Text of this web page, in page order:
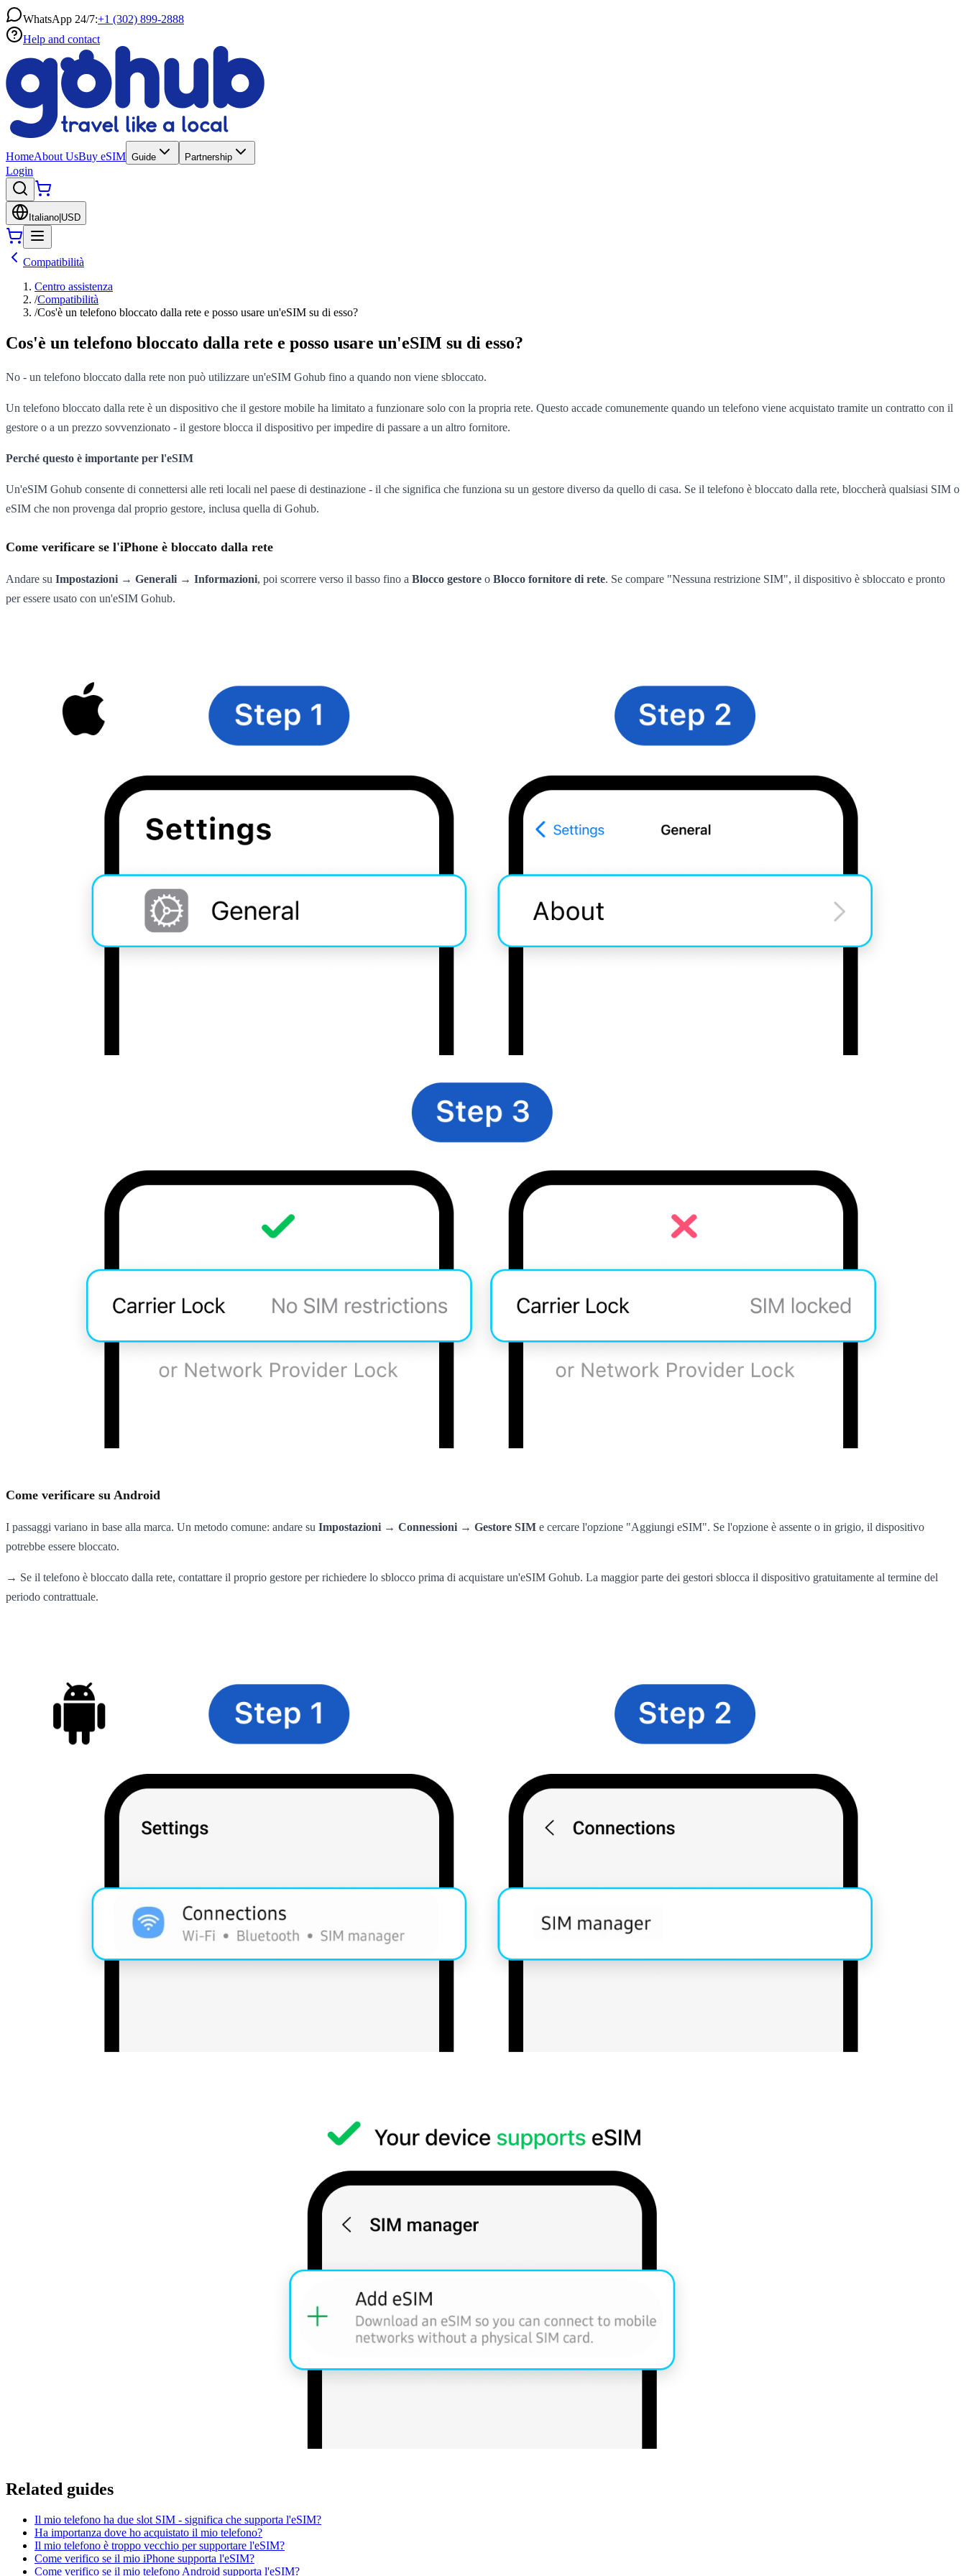
WhatsApp 24/7:+1 (302) 899-2888
Help and contact
HomeAbout UsBuy eSIM Guide Partnership
Login
Italiano USD
Compatibilità
Centro assistenza
/Compatibilità
/Cos'è un telefono bloccato dalla rete e posso usare un'eSIM su di esso?
Cos'è un telefono bloccato dalla rete e posso usare un'eSIM su di esso?
No - un telefono bloccato dalla rete non può utilizzare un'eSIM Gohub fino a quando non viene sbloccato.
Un telefono bloccato dalla rete è un dispositivo che il gestore mobile ha limitato a funzionare solo con la propria rete. Questo accade comunemente quando un telefono viene acquistato tramite un contratto con il
gestore o a un prezzo sovvenzionato - il gestore blocca il dispositivo per impedire di passare a un altro fornitore.
Perché questo è importante per l'eSIM
Un'eSIM Gohub consente di connettersi alle reti locali nel paese di destinazione - il che significa che funziona su un gestore diverso da quello di casa. Se il telefono è bloccato dalla rete, bloccherà qualsiasi SIM o
eSIM che non provenga dal proprio gestore, inclusa quella di Gohub.
Come verificare se l'iPhone è bloccato dalla rete
Andare su Impostazioni → Generali → Informazioni, poi scorrere verso il basso fino a Blocco gestore o Blocco fornitore di rete. Se compare "Nessuna restrizione SIM", il dispositivo è sbloccato e pronto
per essere usato con un'eSIM Gohub.
Come verificare su Android
I passaggi variano in base alla marca. Un metodo comune: andare su Impostazioni → Connessioni → Gestore SIM e cercare l'opzione "Aggiungi eSIM". Se l'opzione è assente o in grigio, il dispositivo
potrebbe essere bloccato.
→ Se il telefono è bloccato dalla rete, contattare il proprio gestore per richiedere lo sblocco prima di acquistare un'eSIM Gohub. La maggior parte dei gestori sblocca il dispositivo gratuitamente al termine del
periodo contrattuale.
Related guides
Il mio telefono ha due slot SIM - significa che supporta l'eSIM?
Ha importanza dove ho acquistato il mio telefono?
Il mio telefono è troppo vecchio per supportare l'eSIM?
Come verifico se il mio iPhone supporta l'eSIM?
Come verifico se il mio telefono Android supporta l'eSIM?